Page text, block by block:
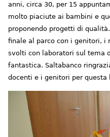
anni, circa 30, per 15
molto piaciute ai bambini e
proponendo progetti di
finale al parco con i genitori, i
svolti con laboratori sul tema
fantastica. Saltabanco
docenti e i genitori per questa